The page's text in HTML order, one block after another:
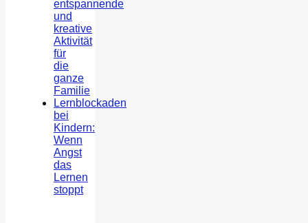
entspannende
und
kreative
Aktivität
für
die
ganze
Familie
Lernblockaden
bei
Kindern:
Wenn
Angst
das
Lernen
stoppt